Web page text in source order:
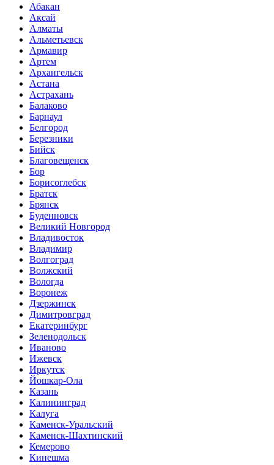
Абакан
Аксай
Алматы
Альметьевск
Армавир
Артем
Архангельск
Астана
Астрахань
Балаково
Барнаул
Белгород
Березники
Бийск
Благовещенск
Бор
Борисоглебск
Братск
Брянск
Буденновск
Великий Новгород
Владивосток
Владимир
Волгоград
Волжский
Вологда
Воронеж
Дзержинск
Димитровград
Екатеринбург
Зеленодольск
Иваново
Ижевск
Иркутск
Йошкар-Ола
Казань
Калининград
Калуга
Каменск-Уральский
Каменск-Шахтинский
Кемерово
Кинешма